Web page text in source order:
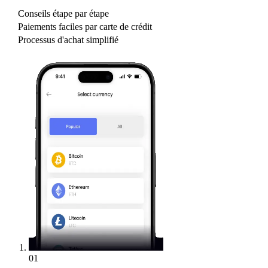
Conseils étape par étape
Paiements faciles par carte de crédit
Processus d'achat simplifié
01